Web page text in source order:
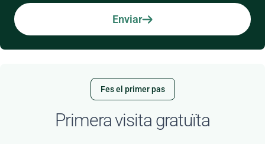
Enviar
Fes el primer pas
Primera visita gratuïta